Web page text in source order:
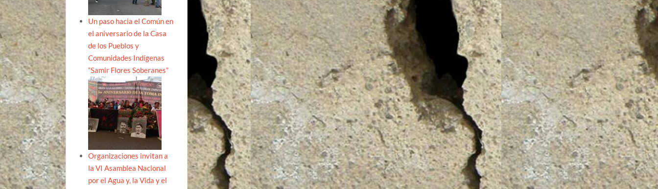
Un paso hacia el Común en
el aniversario de la Casa
de los Pueblos y
Comunidades Indígenas
“Samir Flores Soberanes”
Organizaciones invitan a
la VI Asamblea Nacional
por el Agua y, la Vida y el